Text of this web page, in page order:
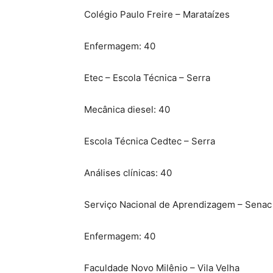
Colégio Paulo Freire – Marataízes
Enfermagem: 40
Etec – Escola Técnica – Serra
Mecânica diesel: 40
Escola Técnica Cedtec – Serra
Análises clínicas: 40
Serviço Nacional de Aprendizagem –
Enfermagem: 40
Faculdade Novo Milênio – Vila Velha